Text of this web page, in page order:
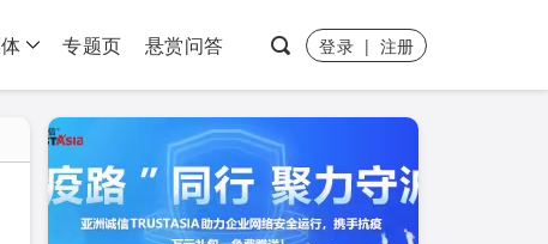
专题页 悬赏问答 登录 | 注册